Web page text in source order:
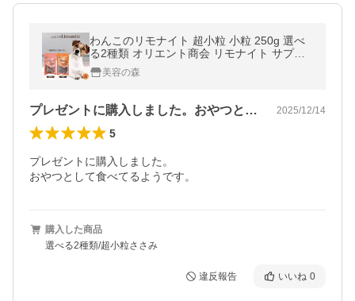
わんこのリモナイト 超小粒 小粒 250g 選べ
る2種類 オリエント商会 リモナイト サプリ
犬 わんこ ソフトタイプ 国産 ささみ フン 口
臭 体臭 尿臭 におい ケア
美容の森
プレゼントに購入しました。おやつとして… 2025/12/14
5
プレゼントに購入しました。
購入した商品
選べる2種類/超小粒ささみ
違反報告 いいね 0